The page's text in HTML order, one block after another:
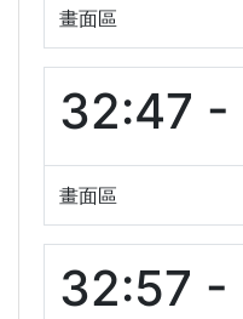
畫面區
32:47 -
畫面區
32:57 -